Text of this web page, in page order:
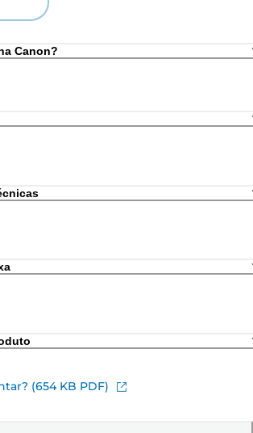
Canon?
(654 KB PDF)